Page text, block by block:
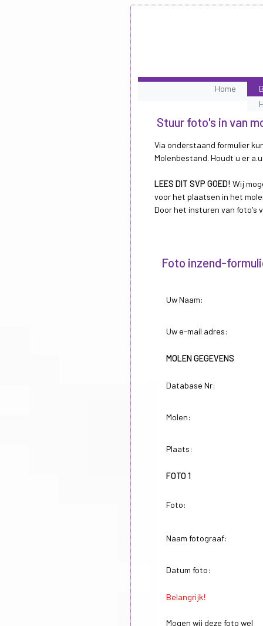
Home
Stuur foto's in van
Via onderstaand formulier
Molenbestand. Houdt u er
LEES DIT SVP GOED! Wij
voor het plaatsen in het
Door het insturen van foto's
Foto inzend-
Uw Naam:
Uw e-mail adres:
MOLEN GEGEVENS
Database Nr:
Molen:
Plaats:
FOTO 1
Foto:
Naam fotograaf:
Datum foto:
Belangrijk!
Mogen wij deze foto wel